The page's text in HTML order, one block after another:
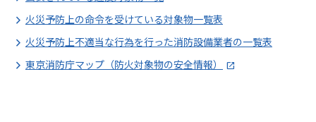
火災予防上の命令を受けている対象物一覧表
火災予防上不適当な行為を行った消防設備業者の一覧表
東京消防庁マップ（防火対象物の安全情報）